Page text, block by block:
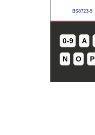
BS8723-5
0-9 A
N O P